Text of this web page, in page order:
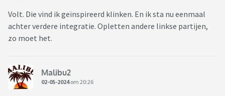
Volt. Die vind ik geïnspireerd klinken. En ik sta nu eenmaal
achter verdere integratie. Opletten andere linkse partijen,
zo moet het.
Malibu2
02-05-2024om 20:26